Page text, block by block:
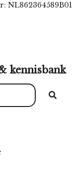
NL862364589B01
kennisbank